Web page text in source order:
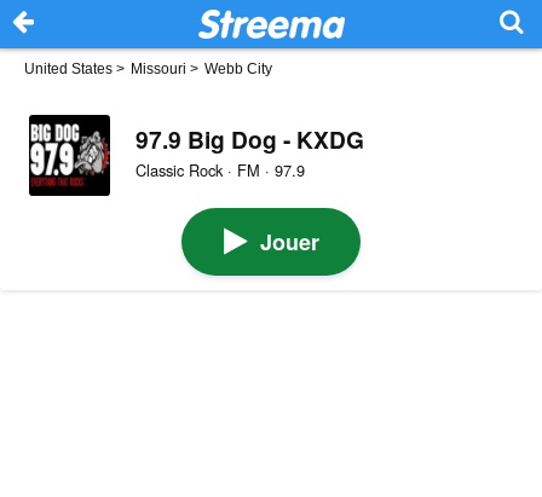
United States > Missouri > Webb City
97.9 Big Dog - KXDG
Classic Rock · FM · 97.9
Jouer